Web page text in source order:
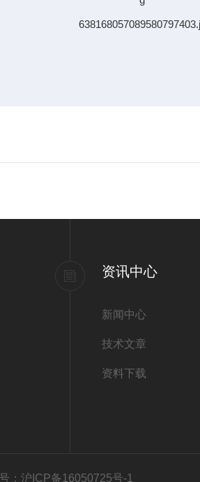
资讯中心
新闻中心
技术文章
资料下载
：沪ICP备16050725号-1